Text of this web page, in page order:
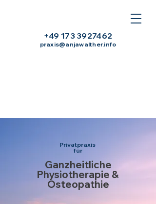
+49 173 3927462
praxis@anjawalther.info
Privatpraxis
für
Ganzheitliche
Physiotherapie &
Osteopathie